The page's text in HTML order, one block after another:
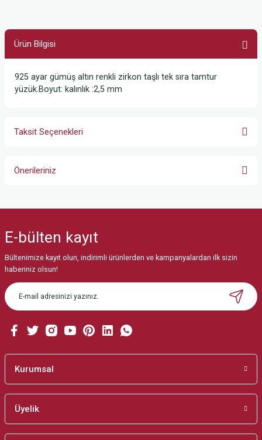
Ürün Bilgisi
925 ayar gümüş altın renkli zirkon taşlı tek sıra tamtur
yüzük.Boyut: kalınlık :2,5 mm
Taksit Seçenekleri
Önerileriniz
Görüş ve önerileriniz için teşekkür ederiz.
Ürün resmi kalitesiz, bozuk veya görüntülenemiyor.
Ürün açıklamasında eksik bilgiler bulunuyor.
Ürün bilgilerinde hatalar bulunuyor.
Bu ürüne benzer farklı alternatifler olmalı.
E-bülten kayıt
Bültenimize kayıt olun, indirimli ürünlerden ve kampanyalardan ilk sizin
haberiniz olsun!
Kurumsal
Üyelik